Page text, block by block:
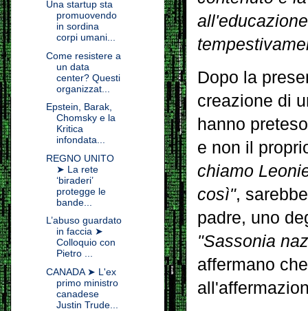
Dopo la
creazione di
hanno
e non il
chiamo
così",
padre, uno
"Sassonia
affermano
Una startup sta
promuovendo
in sordina
corpi umani...
Come resistere a
un data
center? Questi
organizzat...
Epstein, Barak,
Chomsky e la
Kritica
infondata...
REGNO UNITO
➤ La rete
‘biraderi’
protegge le
bande...
L’abuso guardato
in faccia ➤
Colloquio con
Pietro ...
CANADA ➤ L'ex
primo ministro
canadese
Justin Trude...